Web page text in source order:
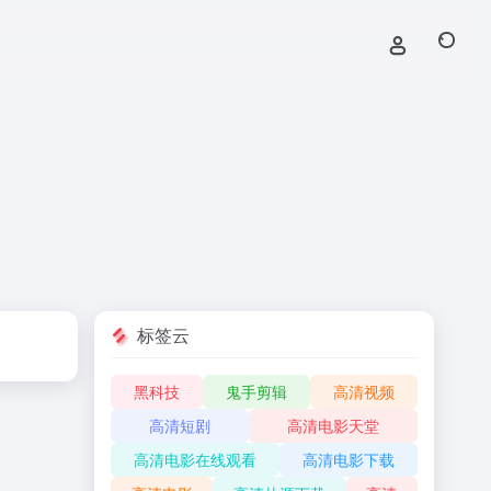
标签云
黑科技 鬼手剪辑
高清视频
高清短剧
高清电影天堂
高清电影在线观看
高清电影下载